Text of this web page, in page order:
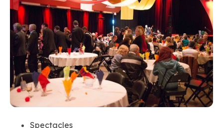
Spectacles